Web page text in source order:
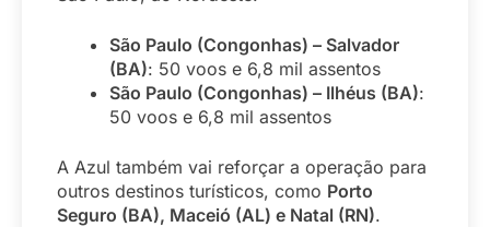
São Paulo (Congonhas) – Salvador
(BA): 50 voos e 6,8 mil assentos
São Paulo (Congonhas) – Ilhéus (BA):
50 voos e 6,8 mil assentos
A Azul também vai reforçar a operação para
outros destinos turísticos, como Porto
Seguro (BA), Maceió (AL) e Natal (RN).